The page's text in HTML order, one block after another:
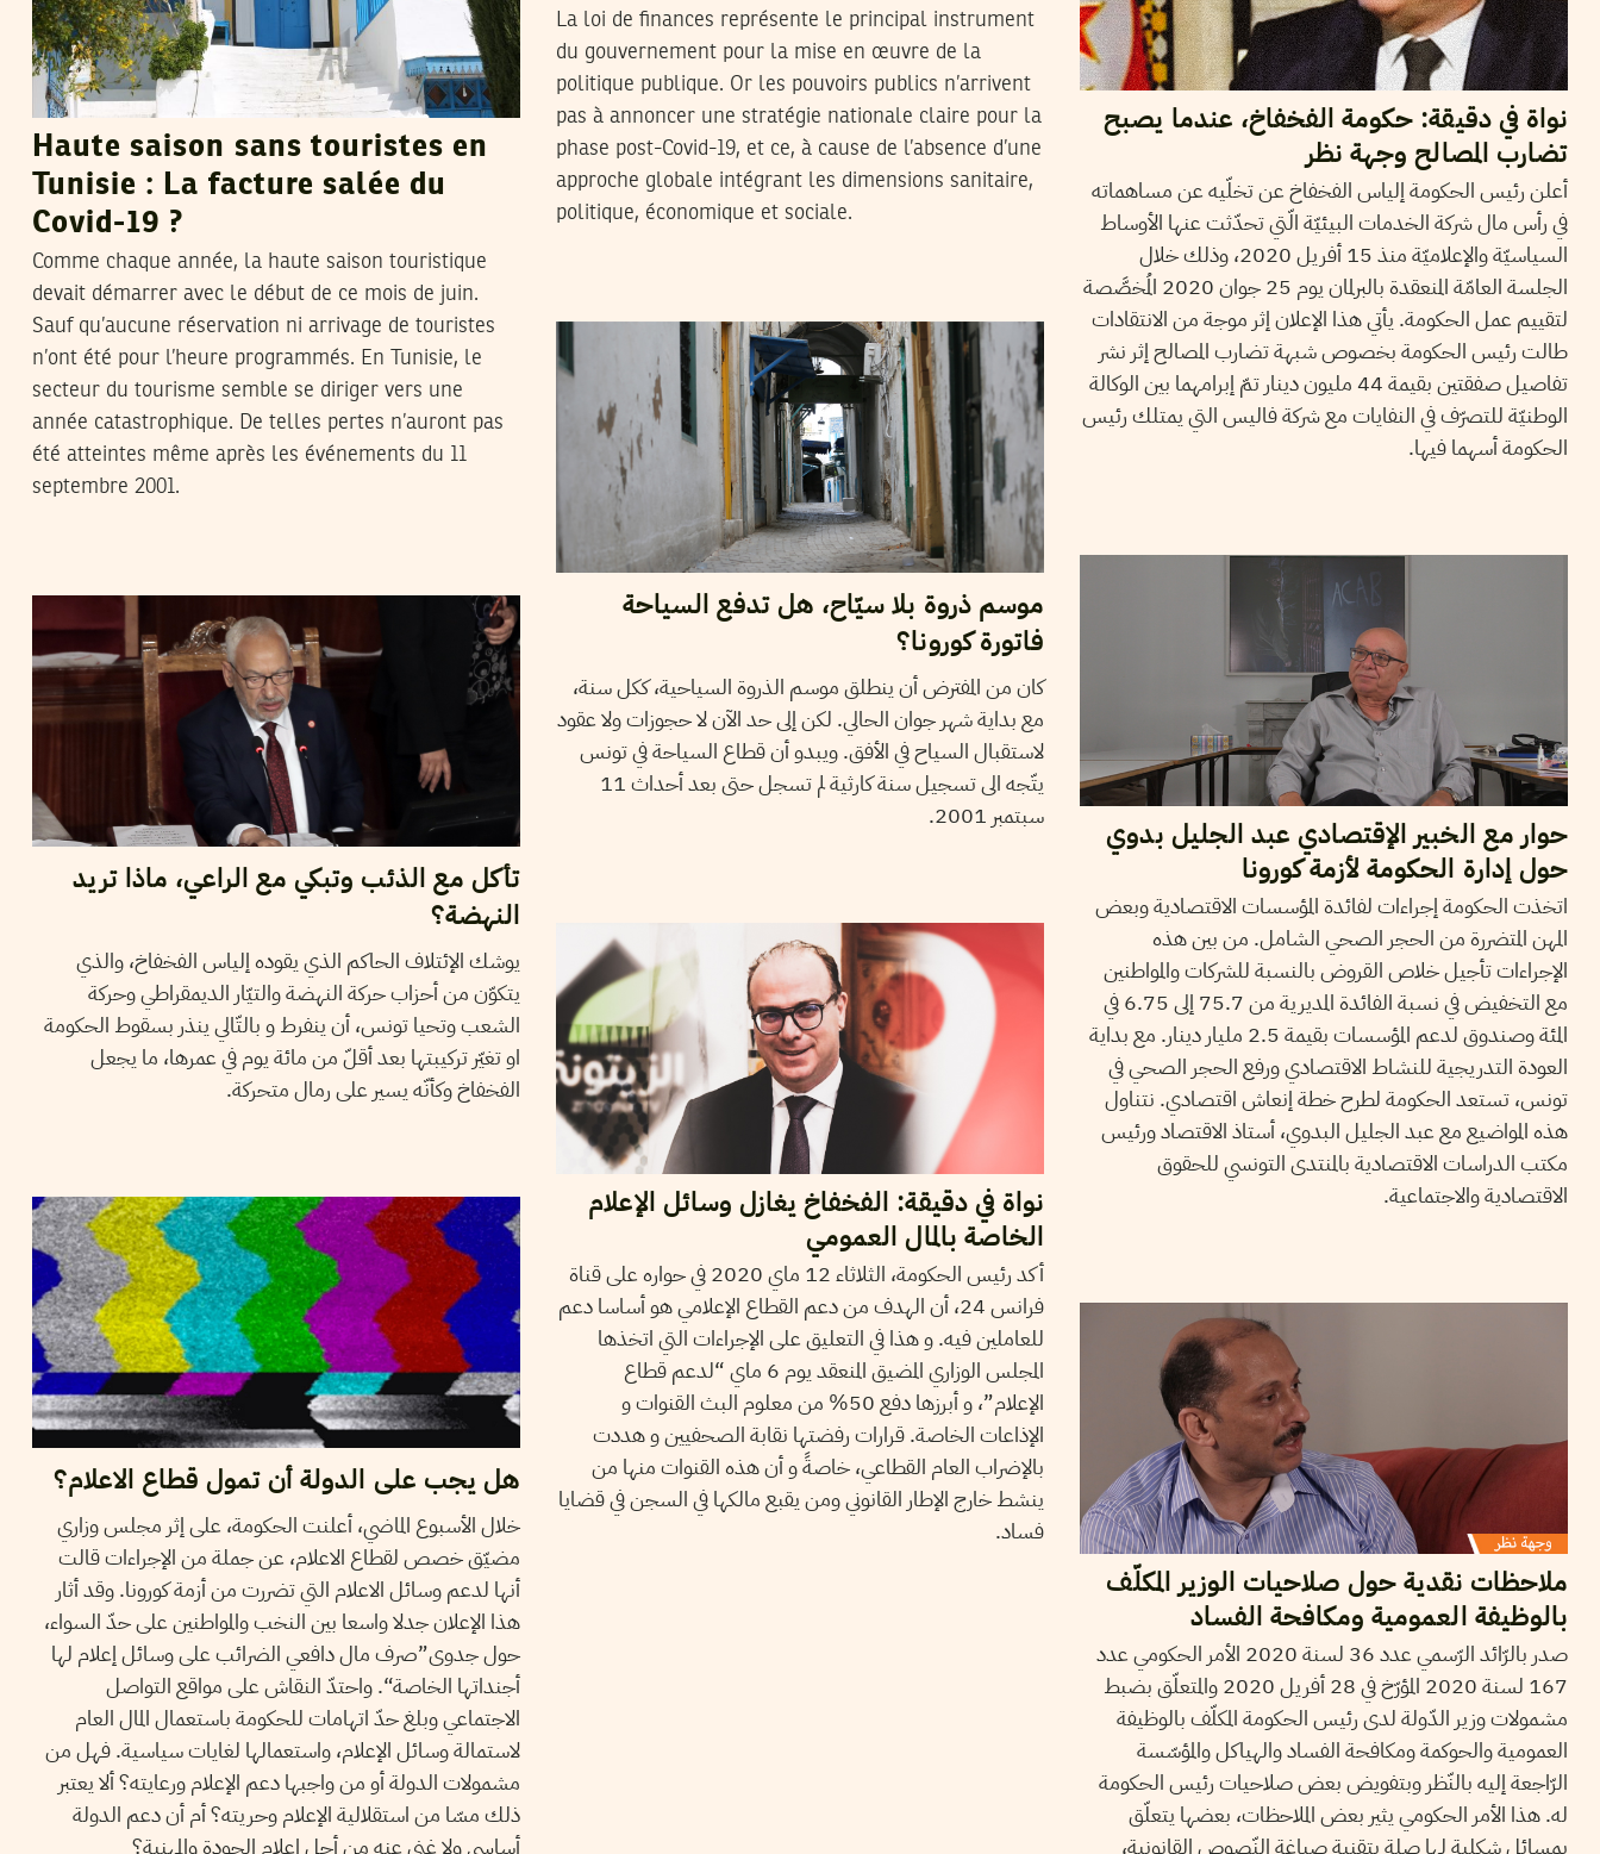
نواة في دقيقة: حكومة الفخفاخ، عندما يصبح
تضارب المصالح وجهة نظر
أعلن رئيس الحكومة إلياس الفخفاخ عن تخلّيه عن مساهماته
في رأس مال شركة الخدمات البيئيّة الّتي تحدّثت عنها الأوساط
السياسيّة والإعلاميّة منذ 15 أفريل 2020، وذلك خلال
الجلسة العامّة المنعقدة بالبرلمان يوم 25 جوان 2020 المُخصَّصة
لتقييم عمل الحكومة. يأتي هذا الإعلان إثر موجة من الانتقادات
طالت رئيس الحكومة بخصوص شبهة تضارب المصالح إثر نشر
تفاصيل صفقتين بقيمة 44 مليون دينار تمّ إبرامهما بين الوكالة
الوطنيّة للتصرّف في النفايات مع شركة فاليس التي يمتلك رئيس
الحكومة أسهما فيها.
Haute saison sans touristes en
Tunisie : La facture salée du
Covid-19 ?
Comme chaque année, la haute saison touristique
devait démarrer avec le début de ce mois de juin.
Sauf qu’aucune réservation ni arrivage de touristes
n’ont été pour l’heure programmés. En Tunisie, le
secteur du tourisme semble se diriger vers une
année catastrophique. De telles pertes n’auront pas
été atteintes même après les événements du 11
septembre 2001.
La loi de finances représente le principal instrument
du gouvernement pour la mise en œuvre de la
politique publique. Or les pouvoirs publics n’arrivent
pas à annoncer une stratégie nationale claire pour la
phase post-Covid-19, et ce, à cause de l’absence d’une
approche globale intégrant les dimensions sanitaire,
politique, économique et sociale.
موسم ذروة بلا سيّاح، هل تدفع السياحة
فاتورة كورونا؟
كان من المفترض أن ينطلق موسم الذروة السياحية، ككل سنة،
مع بداية شهر جوان الحالي. لكن إلى حد الآن لا حجوزات ولا عقود
لاستقبال السياح في الأفق. ويبدو أن قطاع السياحة في تونس
يتّجه الى تسجيل سنة كارثية لم تسجل حتى بعد أحداث 11
سبتمبر 2001.
حوار مع الخبير الإقتصادي عبد الجليل بدوي
حول إدارة الحكومة لأزمة كورونا
اتخذت الحكومة إجراءات لفائدة المؤسسات الاقتصادية وبعض
المهن المتضررة من الحجر الصحي الشامل. من بين هذه
الإجراءات تأجيل خلاص القروض بالنسبة للشركات والمواطنين
مع التخفيض في نسبة الفائدة المديرية من 75.7 إلى 6.75 في
المئة وصندوق لدعم المؤسسات بقيمة 2.5 مليار دينار. مع بداية
العودة التدريجية للنشاط الاقتصادي ورفع الحجر الصحي في
تونس، تستعد الحكومة لطرح خطة إنعاش اقتصادي. نتناول
هذه المواضيع مع عبد الجليل البدوي، أستاذ الاقتصاد ورئيس
مكتب الدراسات الاقتصادية بالمنتدى التونسي للحقوق
الاقتصادية والاجتماعية.
تأكل مع الذئب وتبكي مع الراعي، ماذا تريد
النهضة؟
يوشك الإئتلاف الحاكم الذي يقوده إلياس الفخفاخ، والذي
يتكوّن من أحزاب حركة النهضة والتيّار الديمقراطي وحركة
الشعب وتحيا تونس، أن ينفرط و بالتّالي ينذر بسقوط الحكومة
او تغيّر تركيبتها بعد أقلّ من مائة يوم في عمرها، ما يجعل
الفخفاخ وكأنّه يسير على رمال متحركة.
نواة في دقيقة: الفخفاخ يغازل وسائل الإعلام
الخاصة بالمال العمومي
أكد رئيس الحكومة، الثلاثاء 12 ماي 2020 في حواره على قناة
فرانس 24، أن الهدف من دعم القطاع الإعلامي هو أساسا دعم
للعاملين فيه. و هذا في التعليق على الإجراءات التي اتخذها
المجلس الوزاري المضيق المنعقد يوم 6 ماي “لدعم قطاع
الإعلام”، و أبرزها دفع 50% من معلوم البث القنوات و
الإذاعات الخاصة. قرارات رفضتها نقابة الصحفيين و هددت
بالإضراب العام القطاعي، خاصةً و أن هذه القنوات منها من
ينشط خارج الإطار القانوني ومن يقبع مالكها في السجن في قضايا
فساد.
هل يجب على الدولة أن تمول قطاع الاعلام؟
خلال الأسبوع الماضي، أعلنت الحكومة، على إثر مجلس وزاري
مضيّق خصص لقطاع الاعلام، عن جملة من الإجراءات قالت
أنها لدعم وسائل الاعلام التي تضررت من أزمة كورونا. وقد أثار
هذا الإعلان جدلا واسعا بين النخب والمواطنين على حدّ السواء،
حول جدوى”صرف مال دافعي الضرائب على وسائل إعلام لها
أجنداتها الخاصة“. واحتدّ النقاش على مواقع التواصل
الاجتماعي وبلغ حدّ اتهامات للحكومة باستعمال المال العام
لاستمالة وسائل الإعلام، واستعمالها لغايات سياسية. فهل من
مشمولات الدولة أو من واجبها دعم الإعلام ورعايته؟ ألا يعتبر
ذلك مسّا من استقلالية الإعلام وحريته؟ أم أن دعم الدولة
أساسي ولا غنى عنه من أجل إعلام الجودة والمهنية؟
ملاحظات نقدية حول صلاحيات الوزير المكلّف
بالوظيفة العمومية ومكافحة الفساد
صدر بالرّائد الرّسمي عدد 36 لسنة 2020 الأمر الحكومي عدد
167 لسنة 2020 المؤرّخ في 28 أفريل 2020 والمتعلّق بضبط
مشمولات وزير الدّولة لدى رئيس الحكومة المكلّف بالوظيفة
العمومية والحوكمة ومكافحة الفساد والهياكل والمؤسّسة
الرّاجعة إليه بالنّظر وبتفويض بعض صلاحيات رئيس الحكومة
له. هذا الأمر الحكومي يثير بعض الملاحظات، بعضها يتعلّق
بمسائل شكلية لها صلة بتقنية صياغة النّصوص القانونية،